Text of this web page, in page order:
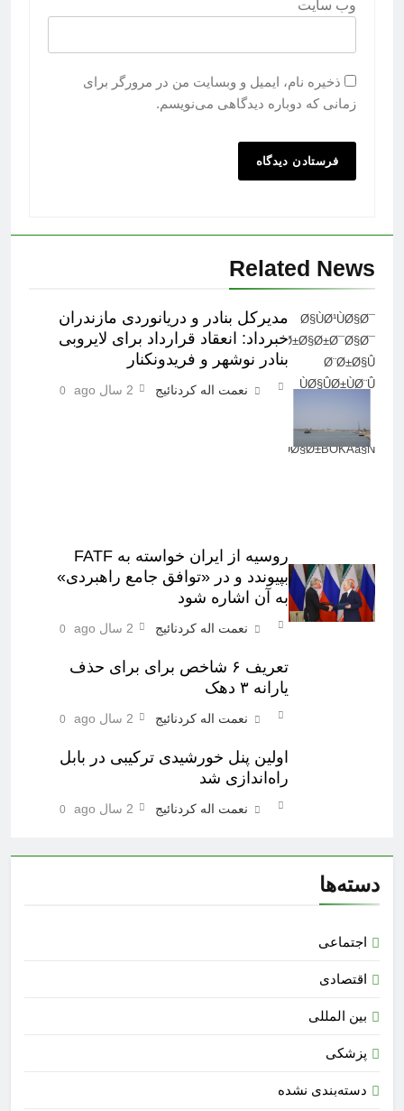
وب‌ سایت
ذخیره نام، ایمیل و وبسایت من در مرورگر برای
زمانی که دوباره دیدگاهی می‌نویسم.
Related News
Ø§ÙØ¹ÙØ§Ø¯
ÙØ±Ø§Ø±Ø¯Ø§Ø¯
Ø¨Ø±Ø§Û
ÙØ§ÛØ±ÙØ¨Û
ÙÙØ´ÙØ± Ù
ÙØ±ÛØ¯ÙÙÚ©ÙØ§Ø±BÕKAà§Ñ¤
مدیرکل بنادر و دریانوردی مازندران
خبرداد: انعقاد قرارداد برای لایروبی
بنادر نوشهر و فریدونکنار
نعمت اله کردنائیج 2 سال ago 0
روسیه از ایران خواسته به FATF
بپیوندد و در «توافق جامع راهبردی»
به آن اشاره شود
نعمت اله کردنائیج 2 سال ago 0
تعریف ۶ شاخص برای برای حذف
یارانه ۳ دهک
نعمت اله کردنائیج 2 سال ago 0
اولین پنل خورشیدی ترکیبی در بابل
راه‌اندازی شد
نعمت اله کردنائیج 2 سال ago 0
دسته‌ها
اجتماعی
اقتصادی
بین المللی
پزشکی
دسته‌بندی نشده